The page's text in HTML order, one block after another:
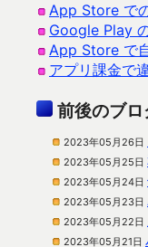
App Store で
Google Play
App Store で
アプリ課金で
前後のブロ
2023年05月26日
2023年05月25日
2023年05月24日
2023年05月23日
2023年05月22日
2023年05月21日